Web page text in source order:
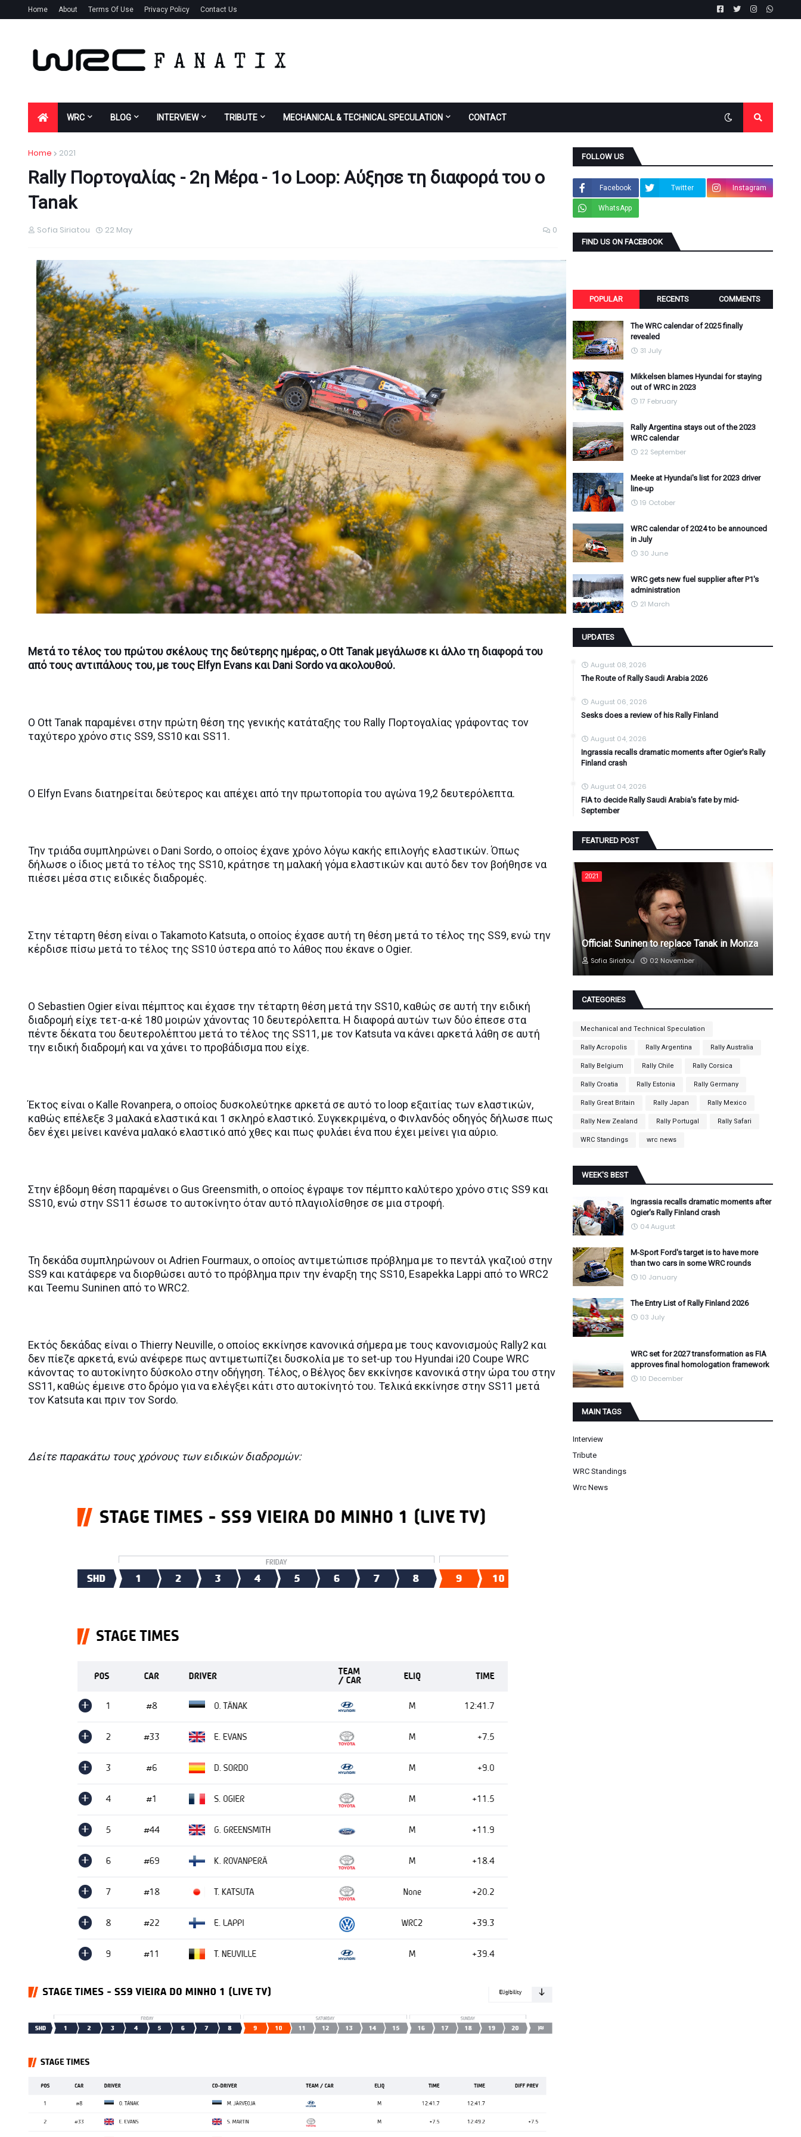
Home About Terms Of Use Privacy Policy Contact Us
WRC BLOG INTERVIEW TRIBUTE MECHANICAL & TECHNICAL SPECULATION CONTACT
Home 2021
Rally Πορτογαλίας - 2η Μέρα - 1ο Loop: Αύξησε τη διαφορά του ο
Tanak
Sofia Siriatou 22 May 0
Μετά το τέλος του πρώτου σκέλους της δεύτερης ημέρας, ο Ott Tanak μεγάλωσε κι άλλο τη διαφορά του
από τους αντιπάλους του, με τους Elfyn Evans και Dani Sordo να ακολουθού.
Ο Ott Tanak παραμένει στην πρώτη θέση της γενικής κατάταξης του Rally Πορτογαλίας γράφοντας τον
ταχύτερο χρόνο στις SS9, SS10 και SS11.
O Elfyn Evans διατηρείται δεύτερος και απέχει από την πρωτοπορία του αγώνα 19,2 δευτερόλεπτα.
Την τριάδα συμπληρώνει ο Dani Sordo, ο οποίος έχανε χρόνο λόγω κακής επιλογής ελαστικών. Όπως
δήλωσε ο ίδιος μετά το τέλος της SS10, κράτησε τη μαλακή γόμα ελαστικών και αυτό δεν τον βοήθησε να
πιέσει μέσα στις ειδικές διαδρομές.
Στην τέταρτη θέση είναι ο Takamoto Katsuta, ο οποίος έχασε αυτή τη θέση μετά το τέλος της SS9, ενώ την
κέρδισε πίσω μετά το τέλος της SS10 ύστερα από το λάθος που έκανε ο Ogier.
O Sebastien Ogier είναι πέμπτος και έχασε την τέταρτη θέση μετά την SS10, καθώς σε αυτή την ειδική
διαδρομή είχε τετ-α-κέ 180 μοιρών χάνοντας 10 δευτερόλεπτα. Η διαφορά αυτών των δύο έπεσε στα
πέντε δέκατα του δευτερολέπτου μετά το τέλος της SS11, με τον Katsuta να κάνει αρκετά λάθη σε αυτή
την ειδική διαδρομή και να χάνει το προβάδισμα που είχε.
Έκτος είναι ο Kalle Rovanpera, ο οποίος δυσκολεύτηκε αρκετά σε αυτό το loop εξαιτίας των ελαστικών,
καθώς επέλεξε 3 μαλακά ελαστικά και 1 σκληρό ελαστικό. Συγκεκριμένα, ο Φινλανδός οδηγός δήλωσε πως
δεν έχει μείνει κανένα μαλακό ελαστικό από χθες και πως φυλάει ένα που έχει μείνει για αύριο.
Στην έβδομη θέση παραμένει ο Gus Greensmith, ο οποίος έγραψε τον πέμπτο καλύτερο χρόνο στις SS9 και
SS10, ενώ στην SS11 έσωσε το αυτοκίνητο όταν αυτό πλαγιολίσθησε σε μια στροφή.
Τη δεκάδα συμπληρώνουν οι Adrien Fourmaux, ο οποίος αντιμετώπισε πρόβλημα με το πεντάλ γκαζιού στην
SS9 και κατάφερε να διορθώσει αυτό το πρόβλημα πριν την έναρξη της SS10, Esapekka Lappi από το WRC2
και Teemu Suninen από το WRC2.
Εκτός δεκάδας είναι ο Thierry Neuville, ο οποίος εκκίνησε κανονικά σήμερα με τους κανονισμούς Rally2 και
δεν πίεζε αρκετά, ενώ ανέφερε πως αντιμετωπίζει δυσκολία με το set-up του Hyundai i20 Coupe WRC
κάνοντας το αυτοκίνητο δύσκολο στην οδήγηση. Τέλος, ο Βέλγος δεν εκκίνησε κανονικά στην ώρα του στην
SS11, καθώς έμεινε στο δρόμο για να ελέγξει κάτι στο αυτοκίνητό του. Τελικά εκκίνησε στην SS11 μετά
τον Katsuta και πριν τον Sordo.
Δείτε παρακάτω τους χρόνους των ειδικών διαδρομών:
FOLLOW US
Facebook Twitter Instagram
WhatsApp
FIND US ON FACEBOOK
POPULAR RECENTS COMMENTS
The WRC calendar of 2025 finally
revealed
31 July
Mikkelsen blames Hyundai for staying
out of WRC in 2023
17 February
Rally Argentina stays out of the 2023
WRC calendar
22 September
Meeke at Hyundai's list for 2023 driver
line-up
19 October
WRC calendar of 2024 to be announced
in July
30 June
WRC gets new fuel supplier after P1's
administration
21 March
UPDATES
August 08, 2026
The Route of Rally Saudi Arabia 2026
August 06, 2026
Sesks does a review of his Rally Finland
August 04, 2026
Ingrassia recalls dramatic moments after Ogier's Rally
Finland crash
August 04, 2026
FIA to decide Rally Saudi Arabia's fate by mid-
September
FEATURED POST
2021
Official: Suninen to replace Tanak in Monza
Sofia Siriatou 02 November
CATEGORIES
Mechanical and Technical Speculation
Rally Acropolis Rally Argentina Rally Australia
Rally Belgium Rally Chile Rally Corsica
Rally Croatia Rally Estonia Rally Germany
Rally Great Britain Rally Japan Rally Mexico
Rally New Zealand Rally Portugal Rally Safari
WRC Standings wrc news
WEEK'S BEST
Ingrassia recalls dramatic moments after
Ogier's Rally Finland crash
04 August
M-Sport Ford's target is to have more
than two cars in some WRC rounds
10 January
The Entry List of Rally Finland 2026
03 July
WRC set for 2027 transformation as FIA
approves final homologation framework
10 December
MAIN TAGS
Interview
Tribute
WRC Standings
Wrc News